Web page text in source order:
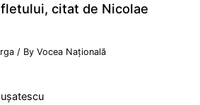
citat de Nicolae
/ ByVocea Națională